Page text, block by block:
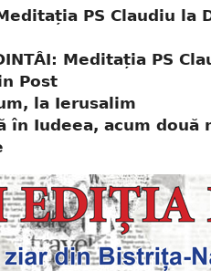
PS Claudiu la
Meditația PS
Post
la Ierusalim
în Iudeea, acum două